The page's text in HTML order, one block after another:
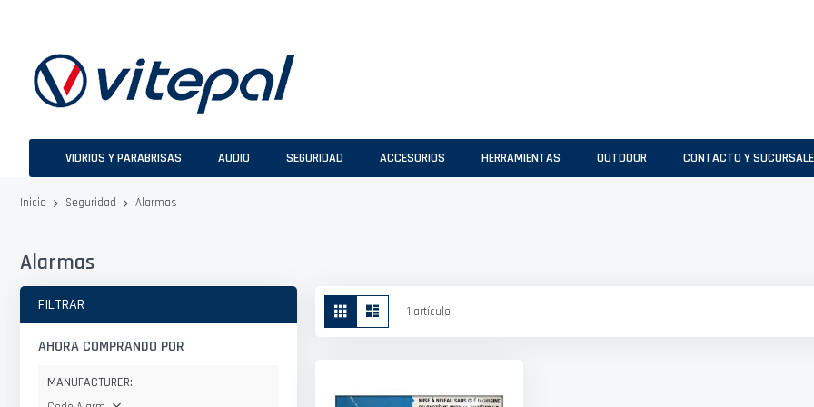
VIDRIOS Y PARABRISAS AUDIO SEGURIDAD ACCESORIOS HERRAMIENTAS OUTDOOR CONTACTO Y
Inicio Seguridad Alarmas
Alarmas
Ver
como
Parrilla 1 artículo
FILTRAR
AHORA COMPRANDO POR
MANUFACTURER